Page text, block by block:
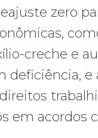
zero
creche e
deficiência, e
em acordos